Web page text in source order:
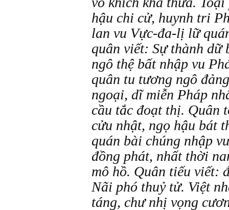
hậu chi cử, huynh tri
lan vu Vực-đa-lị lữ
quân viết: Sự thành dữ
ngô thệ bất nhập vu
quân tu tương ngô
ngoại, dĩ miễn Pháp
cầu tắc đoạt thị. Quân
cửu nhật, ngọ hậu bát
quán bài chúng nhập
đồng phát, nhất thời
mô hồ. Quân tiếu viết:
Nãi phó thuỷ tử. Việt
táng, chư nhị vọng